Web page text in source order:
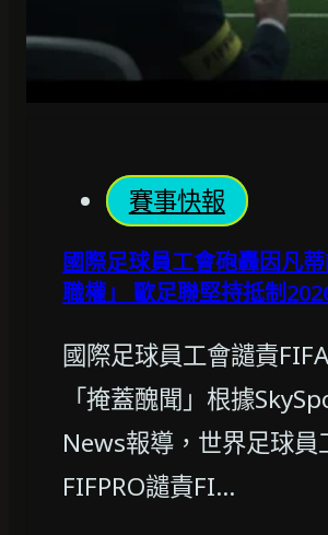
賽事快報
國際足球員工會砲轟因凡
職權」 歐足聯堅持抵制
國際足球員工會譴責
「掩蓋醜聞」根據
News報導，世界足球員
FIFPRO譴責FI…